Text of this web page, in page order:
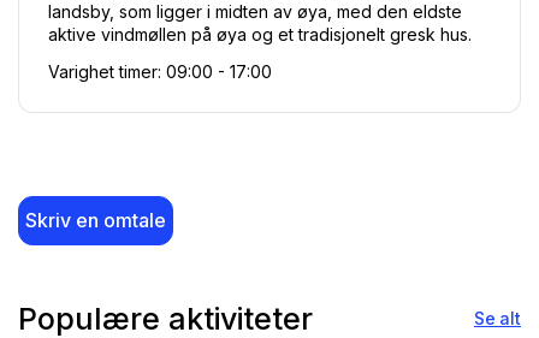
landsby, som ligger i midten av øya, med den eldste
aktive vindmøllen på øya og et tradisjonelt gresk hus.
Varighet timer: 09:00 - 17:00
Skriv en omtale
Populære aktiviteter Se alt